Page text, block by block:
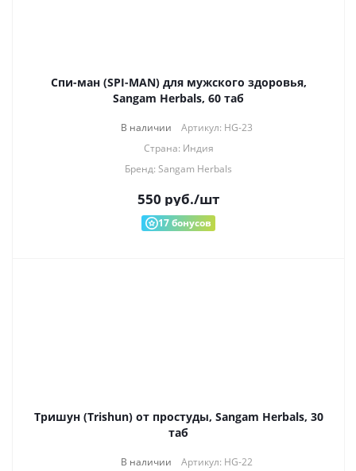
Спи-ман (SPI-MAN) для мужского здоровья,
Sangam Herbals, 60 таб
В наличии
Артикул: HG-23
Страна: Индия
Бренд: Sangam Herbals
550 руб./шт
17бонусов
Тришун (Trishun) от простуды, Sangam Herbals, 30
таб
В наличии
Артикул: HG-22